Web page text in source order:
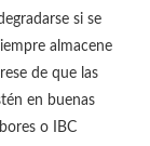
si se
almacene
de que las
en buenas
o IBC